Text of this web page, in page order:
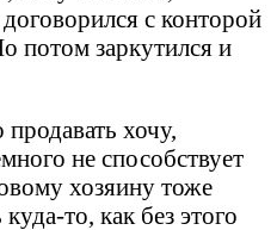
с конторой
потом заркутился и
хочу,
не способствует
хозяину тоже
то, как без этого